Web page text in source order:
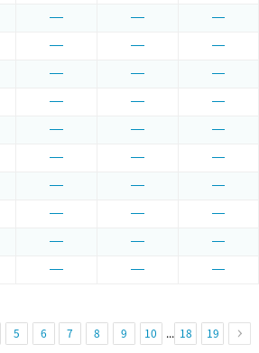
5 6 7 8 9 10 ... 18 19